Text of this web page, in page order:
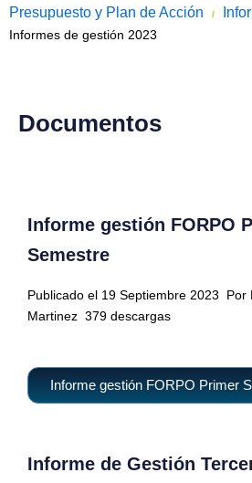
Presupuesto y Plan de Acción /
Informes de gestión 2023
Documentos
Informe gestión FORPO
Semestre
Publicado el 19 Septiembre 2023
Por
Martinez 379 descargas
Informe gestión FORPO Primer
Informe de Gestión